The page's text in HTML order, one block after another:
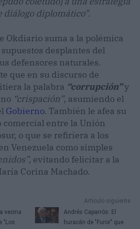
diálogo diplomático”.
Okdiario suma a la polémica
desplantes del
defensores naturales.
que en su discurso de
la palabra “corrupción”y
“crispación”, asumiendo el
Gobierno. También le afea su
comercial entre la Unión
o que se refiriera a los
Venezuela como simples
evitando felicitar a la
Corina Machado.
vecina
"Los
Artículo siguiente
Andrés Caparrós: El
huracán de "Furor" que